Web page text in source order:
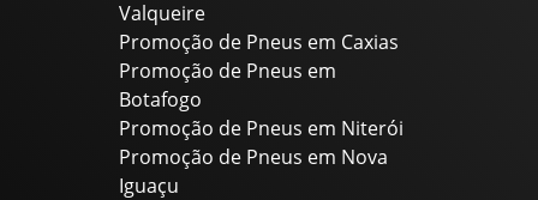
Valqueire
Promoção de Pneus em Caxias
Promoção de Pneus em
Botafogo
Promoção de Pneus em Niterói
Promoção de Pneus em Nova
Iguaçu